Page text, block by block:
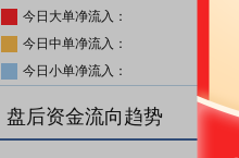
今日大单净流入：
今日中单净流入：
今日小单净流入：
盘后资金流向趋势